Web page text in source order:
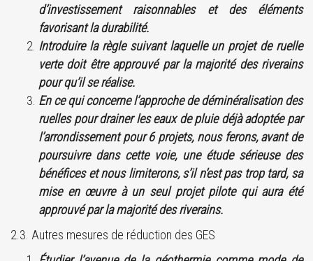
d’investissement raisonnables et des éléments
favorisant la durabilité.
Introduire la règle suivant laquelle un projet de ruelle
verte doit être approuvé par la majorité des riverains
pour qu’il se réalise.
En ce qui concerne l’approche de déminéralisation des
ruelles pour drainer les eaux de pluie déjà adoptée par
l’arrondissement pour 6 projets, nous ferons, avant de
poursuivre dans cette voie, une étude sérieuse des
bénéfices et nous limiterons, s’il n’est pas trop tard, sa
mise en œuvre à un seul projet pilote qui aura été
approuvé par la majorité des riverains.
2.3. Autres mesures de réduction des GES